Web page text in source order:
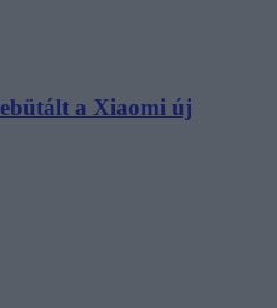
a Xiaomi új